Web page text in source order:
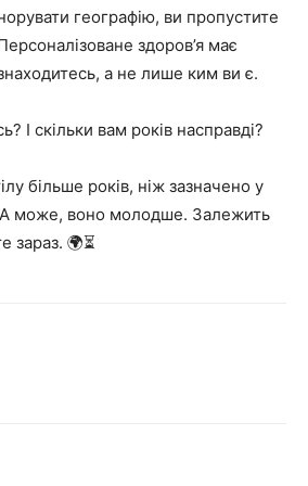
географію, ви пропустите
здоров’я має
а не лише ким ви є.
І скільки вам років насправді?
більше років, ніж зазначено у
А може, воно молодше. Залежить
зараз. 🌍⏳